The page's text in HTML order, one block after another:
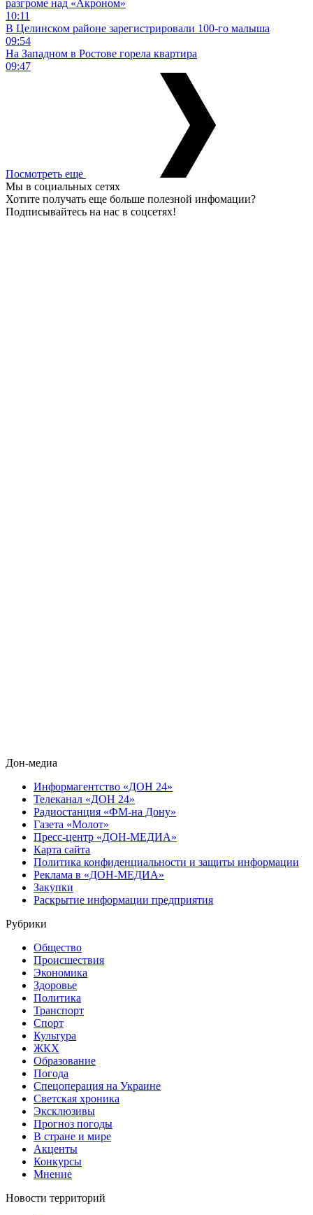
разгроме над «Акроном»
10:11
В Целинском районе зарегистрировали 100-го малыша
09:54
На Западном в Ростове горела квартира
09:47
Посмотреть еще
Мы в социальных сетях
Хотите получать еще больше полезной инфомации?
Подписывайтесь на нас в соцсетях!
Дон-медиа
Информагентство «ДОН 24»
Телеканал «ДОН 24»
Радиостанция «ФМ-на Дону»
Газета «Молот»
Пресс-центр «ДОН-МЕДИА»
Карта сайта
Политика конфиденциальности и защиты информации
Реклама в «ДОН-МЕДИА»
Закупки
Раскрытие информации предприятия
Рубрики
Общество
Происшествия
Экономика
Здоровье
Политика
Транспорт
Спорт
Культура
ЖКХ
Образование
Погода
Спецоперация на Украине
Светская хроника
Эксклюзивы
Прогноз погоды
В стране и мире
Акценты
Конкурсы
Мнение
Новости территорий